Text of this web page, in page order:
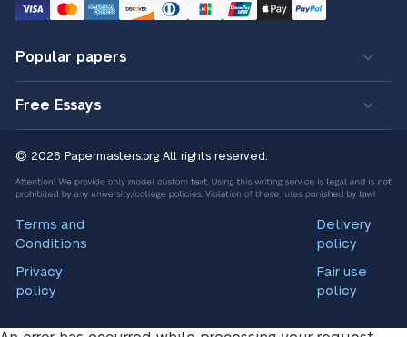
Popular papers
Free Essays
© 2026 Papermasters.org All rights reserved.
Terms and
Conditions
Privacy
policy
Delivery
policy
Fair use
policy